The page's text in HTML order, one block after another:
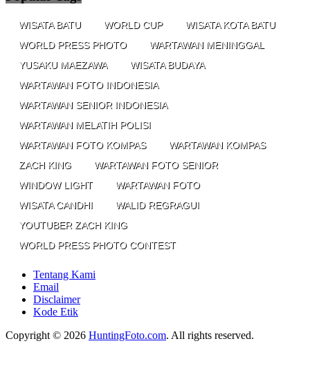
WISATA BATU WORLD CUP
WISATA KOTA BATU
WORLD PRESS PHOTO
WARTAWAN MENINGGAL
YUSAKU MAEZAWA
WISATA BUDAYA
WARTAWAN FOTO INDONESIA
WARTAWAN SENIOR INDONESIA
WARTAWAN MELATIH POLISI
WARTAWAN FOTO KOMPAS
WARTAWAN KOMPAS
ZACH KING
WARTAWAN FOTO SENIOR
WINDOW LIGHT
WARTAWAN FOTO
WISATA CANDHI
WALID REGRAGUI
YOUTUBER ZACH KING
WORLD PRESS PHOTO CONTEST
Tentang Kami
Email
Disclaimer
Kode Etik
Copyright © 2026 HuntingFoto.com. All rights reserved.